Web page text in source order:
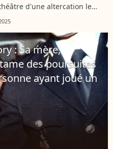
d'une altercation le
2025. Aux alentours de
jeune garçon âgé de...
: Sa mère,
des poursuites
ayant joué un